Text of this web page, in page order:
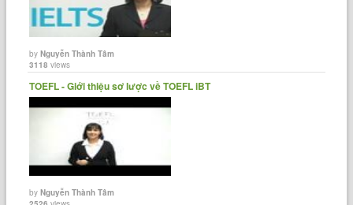
byNguyễn Thành Tâm
3118 views
TOEFL - Giới thiệu sơ lược về TOEFL iBT
byNguyễn Thành Tâm